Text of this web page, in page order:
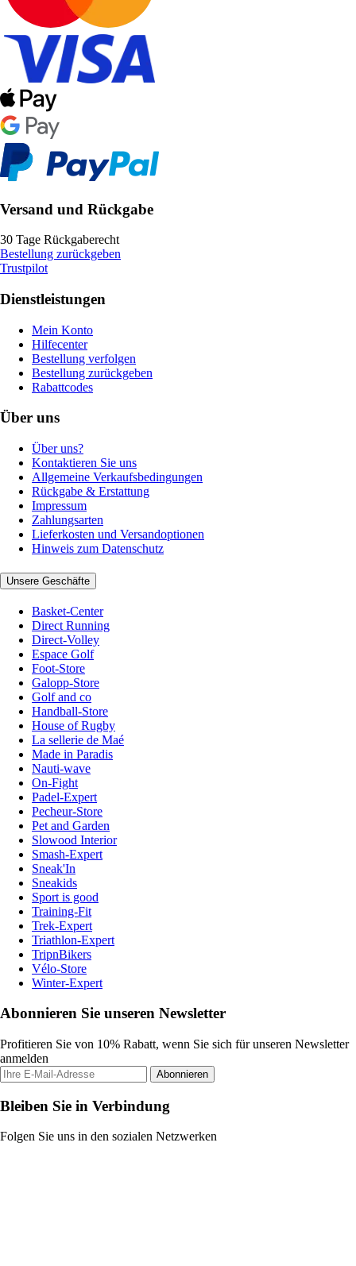
Versand und Rückgabe
30 Tage Rückgaberecht
Bestellung zurückgeben
Trustpilot
Dienstleistungen
Mein Konto
Hilfecenter
Bestellung verfolgen
Bestellung zurückgeben
Rabattcodes
Über uns
Über uns?
Kontaktieren Sie uns
Allgemeine Verkaufsbedingungen
Rückgabe & Erstattung
Impressum
Zahlungsarten
Lieferkosten und Versandoptionen
Hinweis zum Datenschutz
Unsere Geschäfte
Basket-Center
Direct Running
Direct-Volley
Espace Golf
Foot-Store
Galopp-Store
Golf and co
Handball-Store
House of Rugby
La sellerie de Maé
Made in Paradis
Nauti-wave
On-Fight
Padel-Expert
Pecheur-Store
Pet and Garden
Slowood Interior
Smash-Expert
Sneak'In
Sneakids
Sport is good
Training-Fit
Trek-Expert
Triathlon-Expert
TripnBikers
Vélo-Store
Winter-Expert
Abonnieren Sie unseren Newsletter
Profitieren Sie von 10% Rabatt, wenn Sie sich für unseren Newsletter
anmelden
Abonnieren
Bleiben Sie in Verbindung
Folgen Sie uns in den sozialen Netzwerken